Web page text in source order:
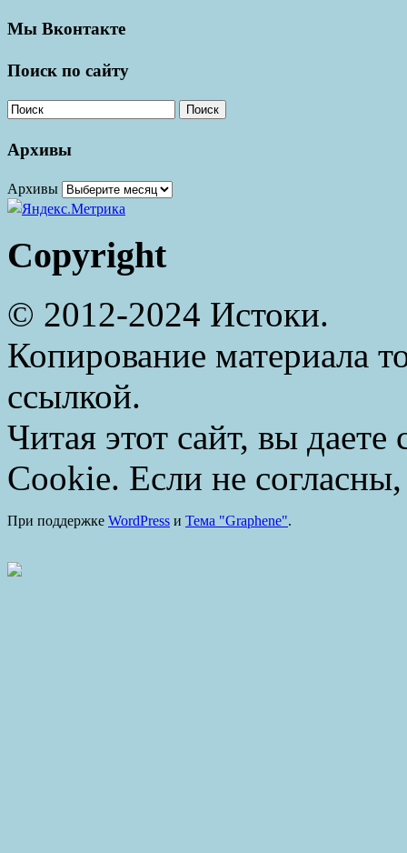
Мы Вконтакте
Поиск по сайту
Поиск
Архивы
Архивы
Copyright
© 2012-2024 Истоки.
Копирование материала
ссылкой.
Читая этот сайт, вы даете
Cookie. Если не
При поддержке WordPress и Тема "Graphene".